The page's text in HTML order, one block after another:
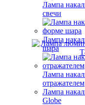
Лампа
свечи
Лампа
шара
Лампа
отражателем
Лампа
Globe